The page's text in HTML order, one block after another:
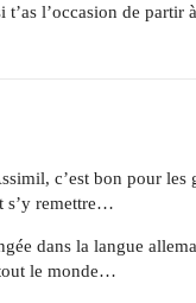
l’occasion de partir
c’est bon pour
s’y remettre…
dans la langue
le monde…